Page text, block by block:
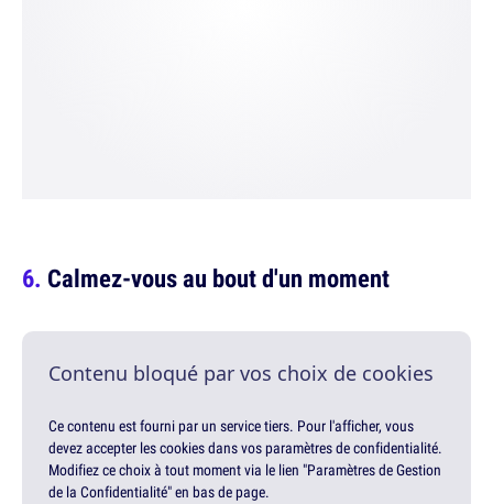
Calmez-vous au bout d'un moment
Contenu bloqué par vos choix de cookies
Ce contenu est fourni par un service tiers. Pour l'afficher, vous
devez accepter les cookies dans vos paramètres de confidentialité.
Modifiez ce choix à tout moment via le lien "Paramètres de Gestion
de la Confidentialité" en bas de page.